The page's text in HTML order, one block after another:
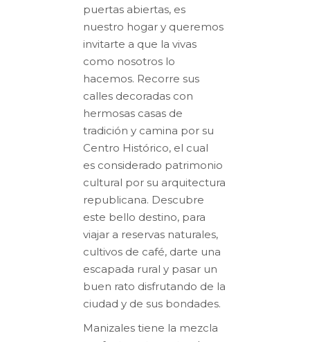
puertas abiertas, es
nuestro hogar y queremos
invitarte a que la vivas
como nosotros lo
hacemos. Recorre sus
calles decoradas con
hermosas casas de
tradición y camina por su
Centro Histórico, el cual
es considerado patrimonio
cultural por su arquitectura
republicana. Descubre
este bello destino, para
viajar a reservas naturales,
cultivos de café, darte una
escapada rural y pasar un
buen rato disfrutando de la
ciudad y de sus bondades.
Manizales tiene la mezcla